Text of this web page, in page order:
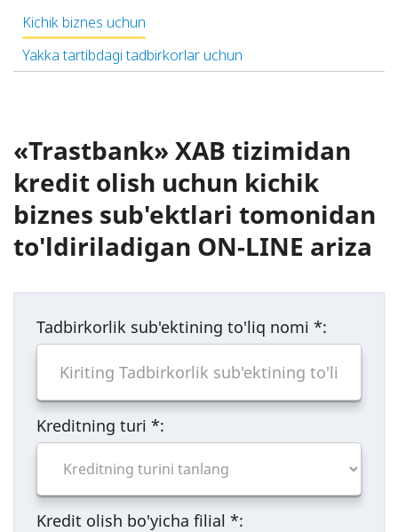
Kichik biznes uchun
Yakka tartibdagi tadbirkorlar uchun
«Trastbank» XAB tizimidan
kredit olish uchun kichik
biznes sub'ektlari tomonidan
to'ldiriladigan ON-LINE ariza
Tadbirkorlik sub'ektining to'liq nomi *:
Kreditning turi *:
Kredit olish bo'yicha filial *: